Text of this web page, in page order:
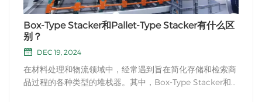
Box-Type Stacker和Pallet-Type Stacker有什么区
别？
DEC 19, 2024
在材料处理和物流领域中，经常遇到旨在简化存储和检索商
品过程的各种类型的堆栈器。其中，Box-Type Stacker和